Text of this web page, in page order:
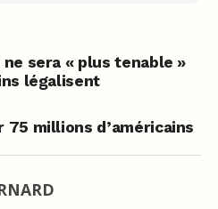
sera « plus tenable »
légalisent
75 millions d’américains